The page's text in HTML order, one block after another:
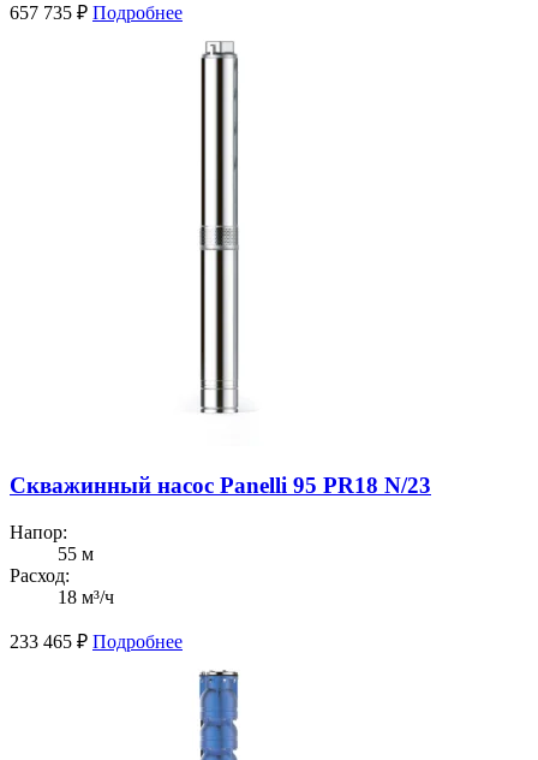
657 735 ₽ Подробнее
Скважинный насос Panelli 95 PR18 N/23
Напор:
55 м
Расход:
18 м³/ч
233 465 ₽ Подробнее